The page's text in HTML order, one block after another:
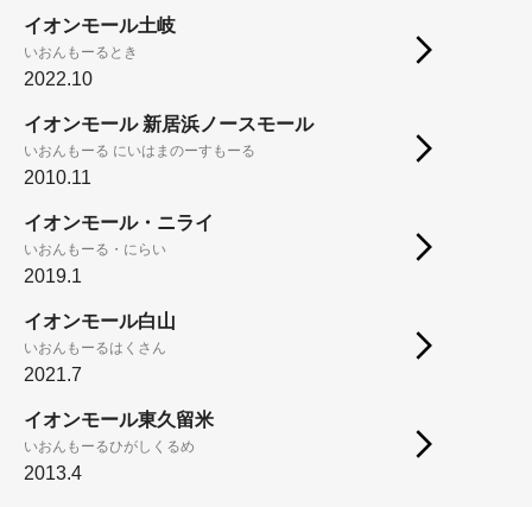
イオンモール土岐
いおんもーるとき
2022.10
イオンモール 新居浜ノースモール
いおんもーる にいはまのーすもーる
2010.11
イオンモール・ニライ
いおんもーる・にらい
2019.1
イオンモール白山
いおんもーるはくさん
2021.7
イオンモール東久留米
いおんもーるひがしくるめ
2013.4